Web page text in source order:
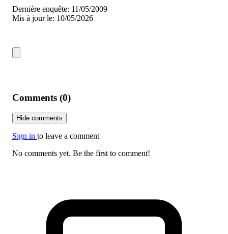
Dernière enquête: 11/05/2009
Mis à jour le: 10/05/2026
Comments (0)
Hide comments
Sign in to leave a comment
No comments yet. Be the first to comment!